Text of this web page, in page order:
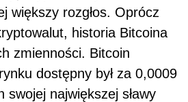
większy rozgłos. Oprócz
historia Bitcoina
zmienności. Bitcoin
dostępny był za 0,0009
swojej największej sławy